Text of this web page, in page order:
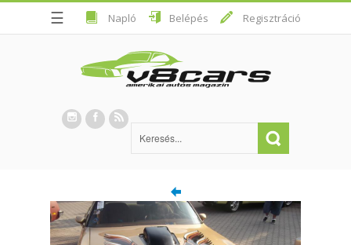
☰ Napló Belépés Regisztráció